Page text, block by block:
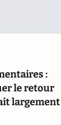
:
le retour
largement